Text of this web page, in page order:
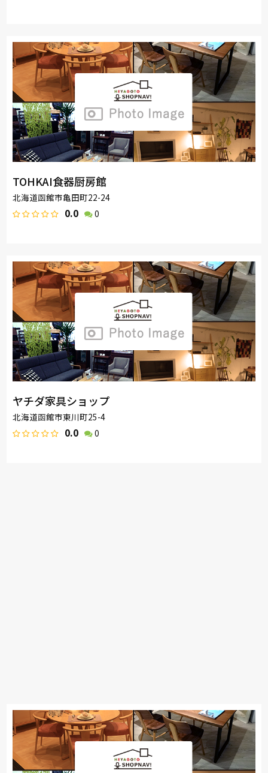
TOHKAI食器厨房館
北海道函館市亀田町22-24
0.0 0
ヤチダ家具ショップ
北海道函館市東川町25-4
0.0 0